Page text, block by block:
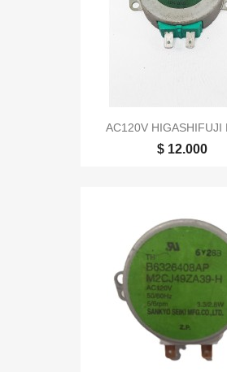
AC120V HIGASHIFUJI
$ 12.000